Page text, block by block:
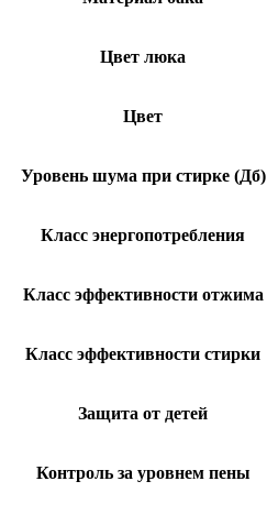
Цвет люка
Цвет
Уровень шума при стирке (Дб)
Класс энергопотребления
Класс эффективности отжима
Класс эффективности стирки
Защита от детей
Контроль за уровнем пены